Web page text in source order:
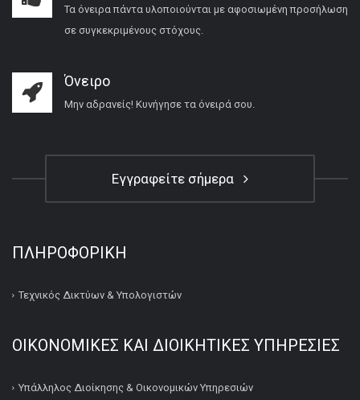
Τα όνειρα πάντα υλοποιούνται με αφοσιωμένη προσήλωση
σε συγκεκριμένους στόχους.
Όνειρο
Μην αδρανείς! Κυνήγησε τα όνειρά σου.
Εγγραφείτε σήμερα
ΠΛΗΡΟΦΟΡΙΚΉ
Τεχνικός Δικτύων & Υπολογιστών
ΟΙΚΟΝΟΜΙΚΕΣ ΚΑΙ ΔΙΟΙΚΗΤΙΚΕΣ ΥΠΗΡΕΣΙΕΣ
Υπάλληλος Διοίκησης & Οικονομικών Υπηρεσιών